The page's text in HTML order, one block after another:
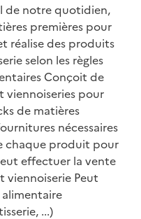
de notre quotidien,
premières pour
réalise des produits
selon les règles
Conçoit de
viennoiseries pour
de matières
nécessaires
chaque produit pour
effectuer la vente
viennoiserie Peut
...)